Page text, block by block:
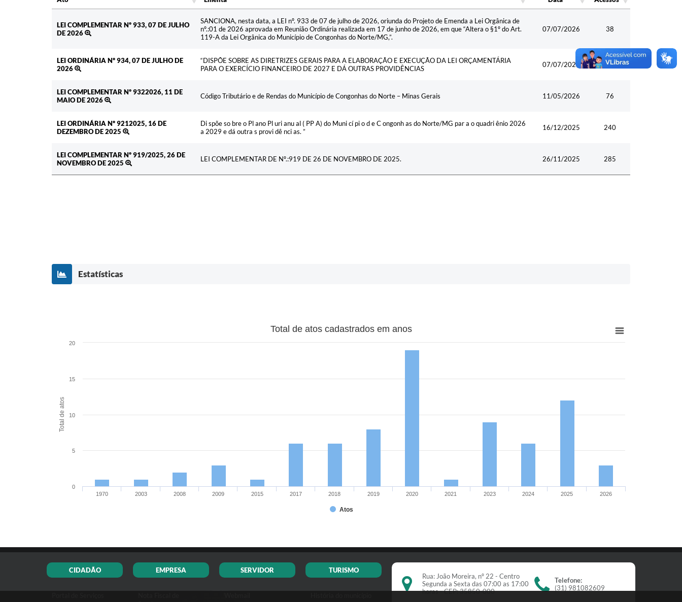
LEI COMPLEMENTAR Nº 933, 07 DE JULHO
DE 2026
SANCIONA, nesta data, a LEI nº. 933 de 07 de julho de 2026, oriunda do Projeto de Emenda a Lei Orgânica de
nº.:01 de 2026 aprovada em Reunião Ordinária realizada em 17 de junho de 2026, em que “Altera o §1º do Art.
119-A da Lei Orgânica do Município de Congonhas do Norte/MG,”.
07/07/2026 38
LEI ORDINÁRIA Nº 934, 07 DE JULHO DE
2026
“DISPÕE SOBRE AS DIRETRIZES GERAIS PARA A ELABORAÇÃO E EXECUÇÃO DA LEI ORÇAMENTÁRIA
PARA O EXERCÍCIO FINANCEIRO DE 2027 E DÁ OUTRAS PROVIDÊNCIAS
07/07/2026 43
LEI COMPLEMENTAR Nº 9322026, 11 DE
MAIO DE 2026
Código Tributário e de Rendas do Município de Congonhas do Norte – Minas Gerais 11/05/2026 76
LEI ORDINÁRIA Nº 9212025, 16 DE
DEZEMBRO DE 2025
Di spõe so bre o Pl ano Pl uri anu al ( PP A) do Muni cí pi o d e C ongonh as do Norte/MG par a o quadri ênio 2026
a 2029 e dá outra s provi dê nci as. ”
16/12/2025 240
LEI COMPLEMENTAR Nº 919/2025, 26 DE
NOVEMBRO DE 2025
LEI COMPLEMENTAR DE Nº.:919 DE 26 DE NOVEMBRO DE 2025. 26/11/2025 285
Estatísticas
Total de atos
Total de atos cadastrados em anos
Atos
1970 2003 2008 2009 2015 2017 2018 2019 2020 2021 2023 2024 2025 2026
0
5
10
15
20
CIDADÃO EMPRESA SERVIDOR TURISMO
Rua: João Moreira, nº 22 - Centro
Segunda a Sexta das 07:00 as 17:00
horas - CEP: 35850-000
Telefone:
(31) 981082609